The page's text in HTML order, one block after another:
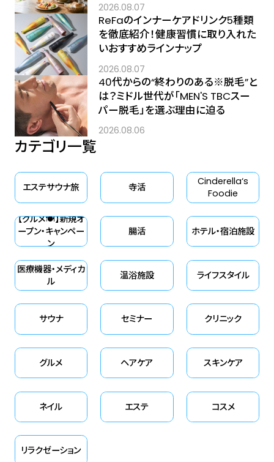
2026.08.07
ReFaのインナーケアドリンク5種類
を徹底紹介！健康習慣に取り入れた
いおすすめラインナップ
2026.08.07
40代からの“終わりのある※脱毛”と
は？ミドル世代が「MEN'S TBCスー
パー脱毛」を選ぶ理由に迫る
2026.08.06
カテゴリ一覧
エステサウナ旅 寺活
Cinderella‘s
Foodie
【グルメ🍽】新規オ
ープン・キャンペー
ン
腸活 ホテル・宿泊施設
医療機器・メディカ
ル
温浴施設 ライフスタイル
サウナ セミナー クリニック
グルメ ヘアケア スキンケア
ネイル エステ コスメ
リラクゼーション